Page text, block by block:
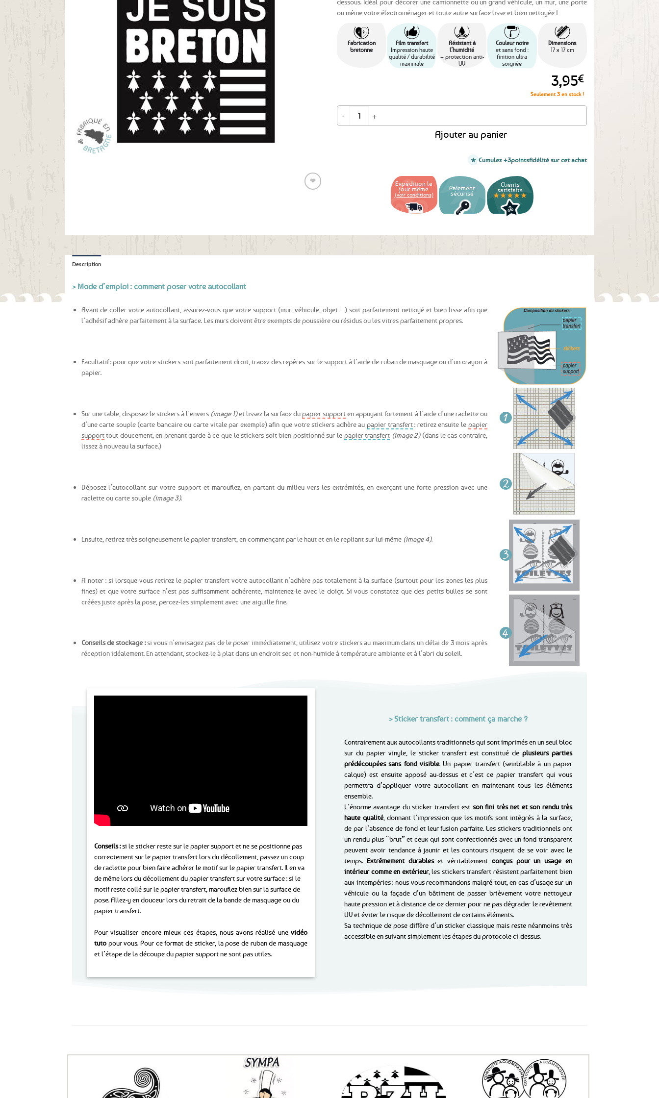
❤
dessous. Idéal pour décorer une camionnette ou un grand véhicule, un mur, une porte
ou même votre électroménager et toute autre surface lisse et bien nettoyée !
Fabrication
bretonne
Film transfert
Impression haute
qualité / durabilité
maximale
Résistant à
l’humidité
+ protection anti-
UV
Couleur noire
et sans fond :
finition ultra
soignée
Dimensions
17 x 17 cm
3,95€
Seulement 3 en stock !
quantité de Autocollant Sticker Je suis Breton
Ajouter au panier
Cumulez +3pointsfidélité sur cet achat
Expédition le
jour même
(voir conditions)
Paiement
sécurisé
Clients
satisfaits
★★★★★
Description
> Mode d’emploi : comment poser votre autocollant
Avant de coller votre autocollant, assurez-vous que votre support (mur, véhicule, objet…) soit parfaitement nettoyé et bien lisse afin que
l’adhésif adhère parfaitement à la surface. Les murs doivent être exempts de poussière ou résidus ou les vitres parfaitement propres.
Facultatif : pour que votre stickers soit parfaitement droit, tracez des repères sur le support à l’aide de ruban de masquage ou d’un crayon à
papier.
Sur une table, disposez le stickers à l’envers(image 1)et lissez la surface dupapier supporten appuyant fortement à l’aide d’une raclette ou
d’une carte souple (carte bancaire ou carte vitale par exemple) afin que votre stickers adhère aupapier transfert: retirez ensuite le papier
supporttout doucement, en prenant garde à ce que le stickers soit bien positionné sur le papier transfert (image 2)(dans le cas contraire,
lissez à nouveau la surface.)
Déposez l’autocollant sur votre support et marouflez, en partant du milieu vers les extrémités, en exerçant une forte pression avec une
raclette ou carte souple (image 3).
Ensuite, retirez très soigneusement le papier transfert, en commençant par le haut et en le repliant sur lui-même (image 4).
A noter : si lorsque vous retirez le papier transfert votre autocollant n’adhère pas totalement à la surface (surtout pour les zones les plus
fines) et que votre surface n’est pas suffisamment adhérente, maintenez-le avec le doigt. Si vous constatez que des petits bulles se sont
créées juste après la pose, percez-les simplement avec une aiguille fine.
Conseils de stockage :si vous n’envisagez pas de le poser immédiatement, utilisez votre stickers au maximum dans un délai de 3 mois après
réception idéalement. En attendant, stockez-le à plat dans un endroit sec et non-humide à température ambiante et à l’abri du soleil.
Conseils :si le sticker reste sur le papier support et ne se positionne pas
correctement sur le papier transfert lors du décollement, passez un coup
de raclette pour bien faire adhérer le motif sur le papier transfert. Il en va
de même lors du décollement du papier transfert sur votre surface : si le
motif reste collé sur le papier transfert, marouflez bien sur la surface de
pose. Allez-y en douceur lors du retrait de la bande de masquage ou du
papier transfert.
Pour visualiser encore mieux ces étapes, nous avons réalisé une vidéo
tuto pour vous. Pour ce format de sticker, la pose de ruban de masquage
et l’étape de la découpe du papier support ne sont pas utiles.
> Sticker transfert : comment ça marche ?
Contrairement aux autocollants traditionnels qui sont imprimés en un seul bloc
sur du papier vinyle, le sticker transfert est constitué de plusieurs parties
prédécoupées sans fond visible. Un papier transfert (semblable à un papier
calque) est ensuite apposé au-dessus et c’est ce papier transfert qui vous
permettra d’appliquer votre autocollant en maintenant tous les éléments
ensemble.
L’énorme avantage du sticker transfert est son fini très net et son rendu très
haute qualité, donnant l’impression que les motifs sont intégrés à la surface,
de par l’absence de fond et leur fusion parfaite. Les stickers traditionnels ont
un rendu plus “brut” et ceux qui sont confectionnés avec un fond transparent
peuvent avoir tendance à jaunir et les contours risquent de se voir avec le
temps. Extrêmement durableset véritablement conçus pour un usage en
intérieur comme en extérieur, les stickers transfert résistent parfaitement bien
aux intempéries : nous vous recommandons malgré tout, en cas d’usage sur un
véhicule ou la façade d’un bâtiment de passer brièvement votre nettoyeur
haute pression et à distance de ce dernier pour ne pas dégrader le revêtement
UV et éviter le risque de décollement de certains éléments.
Sa technique de pose diffère d’un sticker classique mais reste néanmoins très
accessible en suivant simplement les étapes du protocole ci-dessus.
Ajouter
Ajouter